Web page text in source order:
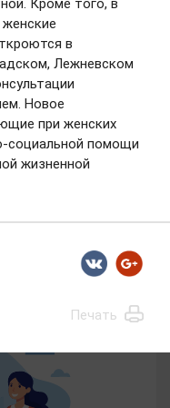
больнице № 5
в медицинское
единиц
оказывать
медпомощь
исследований.
в
Лежневском
Новое
при женских
социальной помощи
жизненной
Печать